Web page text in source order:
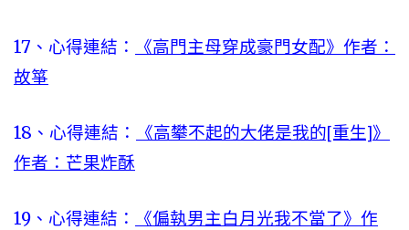
17、心得連結：
《高門主母穿成豪門女配》作者：
故箏
18、心得連結：
《高攀不起的大佬是我的[重生]》
作者：芒果炸酥
19、心得連結：
《偏執男主白月光我不當了》作